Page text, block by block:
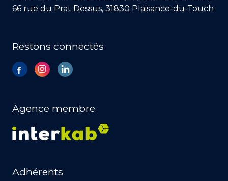
66 rue du Prat Dessus, 31830 Plaisance-du-Touch
Restons connectés
Agence membre
Adhérents